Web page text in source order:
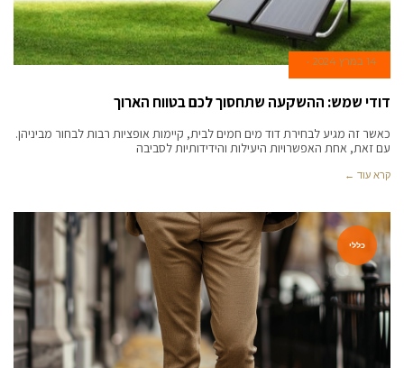
14 במרץ 2024
דודי שמש: ההשקעה שתחסוך לכם בטווח הארוך
כאשר זה מגיע לבחירת דוד מים חמים לבית, קיימות אופציות רבות לבחור מביניהן.
עם זאת, אחת האפשרויות היעילות והידידותיות לסביבה
קרא עוד ←
כללי